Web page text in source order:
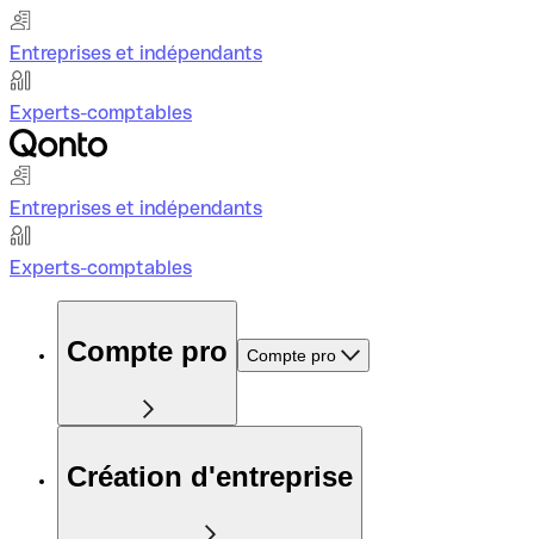
Entreprises et indépendants
Experts-comptables
Entreprises et indépendants
Experts-comptables
Compte pro Compte pro
Création d'entreprise